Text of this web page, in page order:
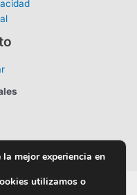
| Powered by
mejor experiencia en
utilizamos o